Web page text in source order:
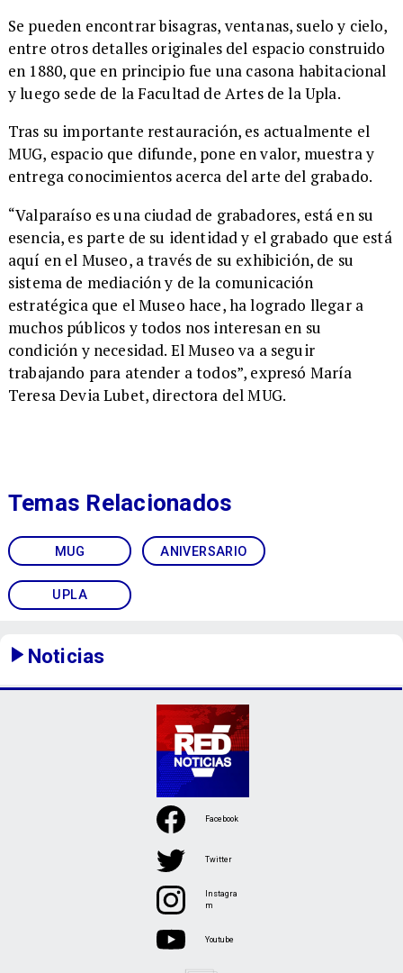
​Se pueden encontrar bisagras, ventanas, suelo y cielo,
entre otros detalles originales del espacio construido
en 1880, que en principio fue una casona habitacional
y luego sede de la Facultad de Artes de la Upla.
​Tras su importante restauración, es actualmente el
MUG, espacio que difunde, pone en valor, muestra y
entrega conocimientos acerca del arte del grabado.
​ “Valparaíso es una ciudad de grabadores, está en su
esencia, es parte de su identidad y el grabado que está
aquí en el Museo, a través de su exhibición, de su
sistema de mediación y de la comunicación
estratégica que el Museo hace, ha logrado llegar a
muchos públicos y todos nos interesan en su
condición y necesidad. El Museo va a seguir
trabajando para atender a todos”, expresó María
Teresa Devia Lubet, directora del MUG.
MUG ANIVERSARIO
UPLA
Temas Relacionados
Noticias
Facebook
Twitter
Instagra
m
Youtube